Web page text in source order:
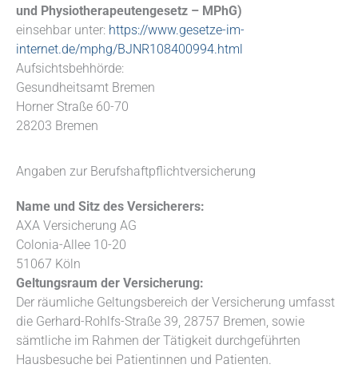
und Physiotherapeutengesetz – MPhG)
einsehbar unter: https://www.gesetze-im-
internet.de/mphg/BJNR108400994.html
Aufsichtsbehhörde:
Gesundheitsamt Bremen
Horner Straße 60-70
28203 Bremen
Angaben zur Berufs­haftpflicht­versicherung
Name und Sitz des Versicherers:
AXA Versicherung AG
Colonia-Allee 10-20
51067 Köln
Geltungsraum der Versicherung:
Der räumliche Geltungsbereich der Versicherung umfasst
die Gerhard-Rohlfs-Straße 39, 28757 Bremen, sowie
sämtliche im Rahmen der Tätigkeit durchgeführten
Hausbesuche bei Patientinnen und Patienten.